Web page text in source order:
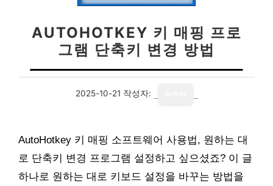
AUTOHOTKEY 키 매핑 프로
그램 단축키 변경 방법
2025-10-21 작성자:
AutoHotkey 키 매핑 소프트웨어 사용법, 원하는 대
로 단축키 변경 프로그램 설정하고 싶으셨죠? 이 글
하나로 원하는 대로 키보드 설정을 바꾸는 방법을